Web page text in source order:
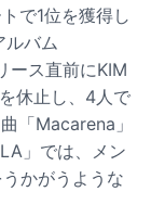
で1位を獲得し
ルバム
ース直前にKIM
休止し、4人で
「Macarena」
」では、メン
かがうような